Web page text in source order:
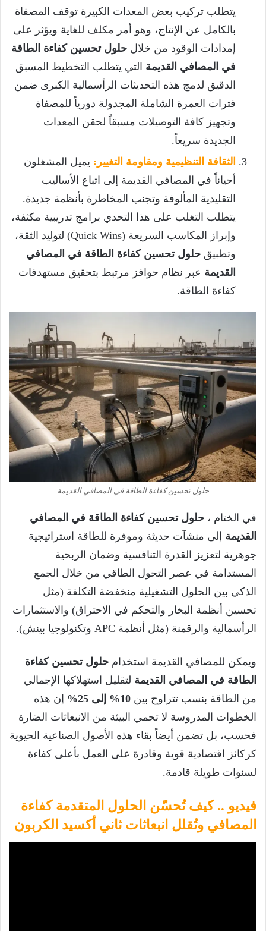
يتطلب تركيب بعض المعدات الكبيرة توقف المصفاة
بالكامل عن الإنتاج، وهو أمر مكلف للغاية ويؤثر على
إمدادات الوقود من خلال حلول تحسين كفاءة الطاقة
في المصافي القديمة التي يتطلب التخطيط المسبق
الدقيق لدمج هذه التحديثات الرأسمالية الكبرى ضمن
فترات العمرة الشاملة المجدولة دورياً للمصفاة
وتجهيز كافة التوصيلات مسبقاً لحقن المعدات
الجديدة سريعاً.
الثقافة التنظيمية ومقاومة التغيير: يميل المشغلون
أحياناً في المصافي القديمة إلى اتباع الأساليب
التقليدية المألوفة وتجنب المخاطرة بأنظمة جديدة.
يتطلب التغلب على هذا التحدي برامج تدريبية مكثفة،
وإبراز المكاسب السريعة (Quick Wins) لتوليد الثقة،
وتطبيق حلول تحسين كفاءة الطاقة في المصافي
القديمة عبر نظام حوافز مرتبط بتحقيق مستهدفات
كفاءة الطاقة.
حلول تحسين كفاءة الطاقة في المصافي القديمة
في الختام ، حلول تحسين كفاءة الطاقة في المصافي
القديمة إلى منشآت حديثة وموفرة للطاقة استراتيجية
جوهرية لتعزيز القدرة التنافسية وضمان الربحية
المستدامة في عصر التحول الطاقي من خلال الجمع
الذكي بين الحلول التشغيلية منخفضة التكلفة (مثل
تحسين أنظمة البخار والتحكم في الاحتراق) والاستثمارات
الرأسمالية والرقمنة (مثل أنظمة APC وتكنولوجيا بينش).
ويمكن للمصافي القديمة استخدام حلول تحسين كفاءة
الطاقة في المصافي القديمة لتقليل استهلاكها الإجمالي
من الطاقة بنسب تتراوح بين 10% إلى 25%
إن هذه
الخطوات المدروسة لا تحمي البيئة من الانبعاثات الضارة
فحسب، بل تضمن أيضاً بقاء هذه الأصول الصناعية الحيوية
كركائز اقتصادية قوية وقادرة على العمل بأعلى كفاءة
لسنوات طويلة قادمة.
فيديو ..كيف تُحسّن الحلول المتقدمة كفاءة
المصافي وتُقلل انبعاثات ثاني أكسيد الكربون